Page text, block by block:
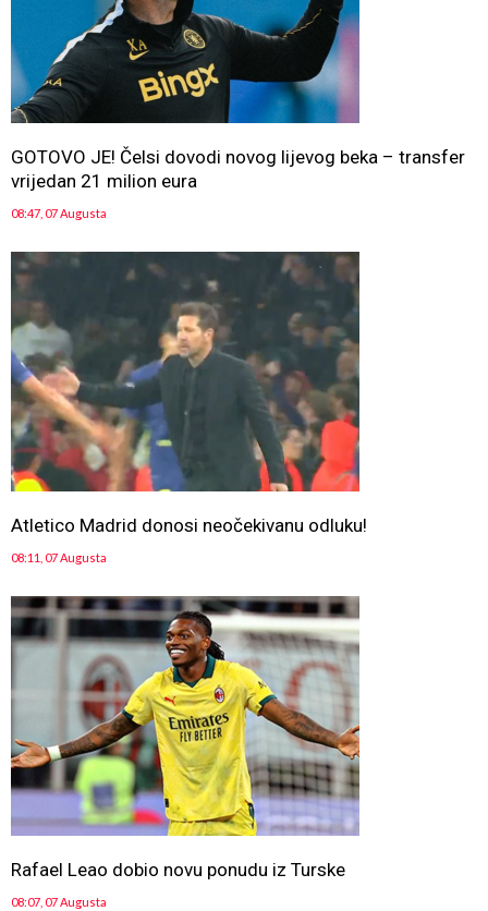
GOTOVO JE! Čelsi dovodi novog lijevog beka – transfer
vrijedan 21 milion eura
08:47, 07 Augusta
Atletico Madrid donosi neočekivanu odluku!
08:11, 07 Augusta
Rafael Leao dobio novu ponudu iz Turske
08:07, 07 Augusta